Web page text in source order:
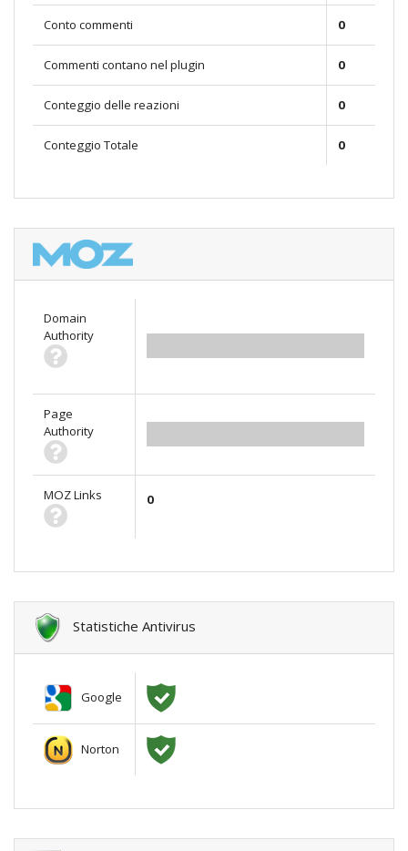
Conto commenti 0
Commenti contano nel plugin 0
Conteggio delle reazioni 0
Conteggio Totale 0
Domain
Authority
Page
Authority
MOZ Links 0
Statistiche Antivirus
Google
Norton